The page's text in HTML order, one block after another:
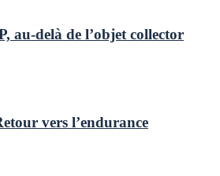
au-delà de l’objet collector
vers l’endurance